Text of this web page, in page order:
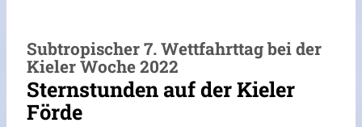
Subtropischer 7. Wettfahrttag bei der
Kieler Woche 2022
Sternstunden auf der Kieler
Förde